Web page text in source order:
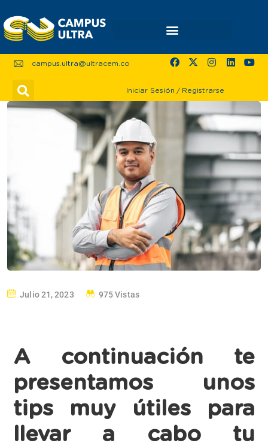
campus.ultra@ultracem.co
Iniciar Sesión / Registrarse
Julio 21, 2023 975 Vistas
A continuación te
presentamos unos
tips muy útiles para
llevar a cabo tu